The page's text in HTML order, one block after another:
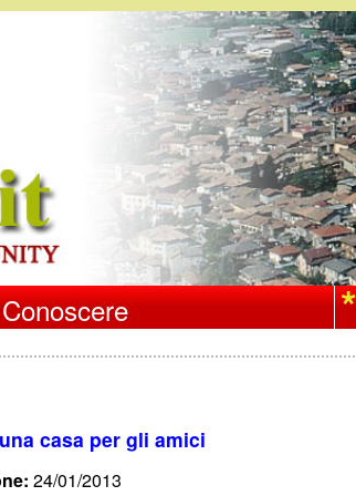
Salta
al
contenuto
principale
Conoscere
casa per gli amici
24/01/2013